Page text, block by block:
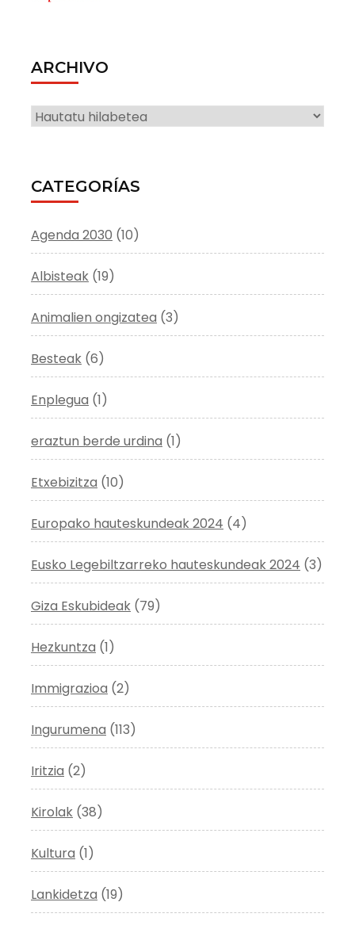
ARCHIVO
ARCHIVO
CATEGORÍAS
Agenda 2030 (10)
Albisteak (19)
Animalien ongizatea (3)
Besteak (6)
Enplegua (1)
eraztun berde urdina (1)
Etxebizitza (10)
Europako hauteskundeak 2024 (4)
Eusko Legebiltzarreko hauteskundeak 2024 (3)
Giza Eskubideak (79)
Hezkuntza (1)
Immigrazioa (2)
Ingurumena (113)
Iritzia (2)
Kirolak (38)
Kultura (1)
Lankidetza (19)